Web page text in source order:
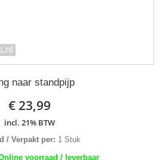
naar standpijp
€ 23,99
incl. 21% BTW
/ Verpakt per: 1 Stuk
voorraad / leverbaar